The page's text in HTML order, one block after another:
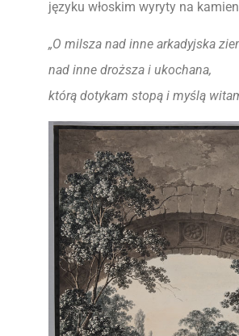
języku włoskim wyryty na
„O milsza nad inne arkadyjska
nad inne droższa i ukochana,
którą dotykam stopą i myślą